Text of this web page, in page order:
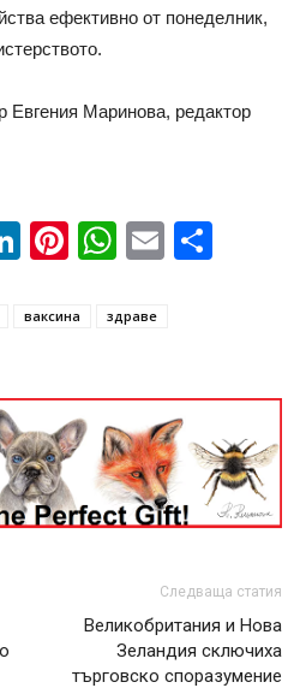
ефективно от понеделник,
Евгения Маринова, редактор
LinkedIn
Pinterest
WhatsApp
Email
ваксина
здраве
Следваща статия
Великобритания и Нова
Зеландия сключиха
търговско споразумение